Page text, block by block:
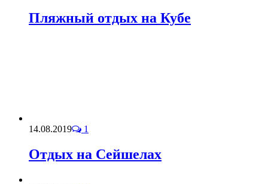
Пляжный отдых на Кубе
14.08.2019 1
Отдых на Сейшелах